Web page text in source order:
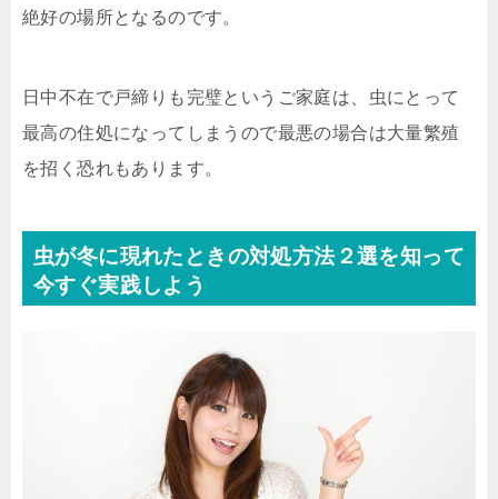
絶好の場所となるのです。
日中不在で戸締りも完璧というご家庭は、虫にとって
最高の住処になってしまうので最悪の場合は大量繁殖
を招く恐れもあります。
虫が冬に現れたときの対処方法２選を知って
今すぐ実践しよう